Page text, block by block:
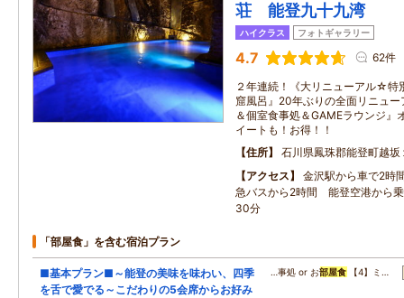
荘 能登九十九湾
ハイクラス フォトギャラリー
4.7 62件
２年連続！《大リニューアル☆
窟風呂』20年ぶりの全面リニュ
＆個室食事処＆GAMEラウンジ』
イートも！お得！！
住所
石川県鳳珠郡能登町越
アクセス
金沢駅から車で2時
急バスから2時間 能登空港から
30分
「部屋食」を含む宿泊プラン
■基本プラン■～能登の美味を味わい、四季
を舌で愛でる～こだわりの5会席からお好み
…事処 or お部屋食 【4】ミ…